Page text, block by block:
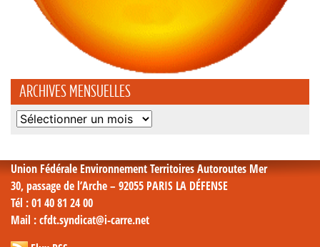
ARCHIVES MENSUELLES
Archives
Union Fédérale Environnement Territoires Autoroutes Mer
30, passage de l’Arche – 92055 PARIS LA DÉFENSE
Tél : 01 40 81 24 00
Mail : cfdt.syndicat@i-carre.net